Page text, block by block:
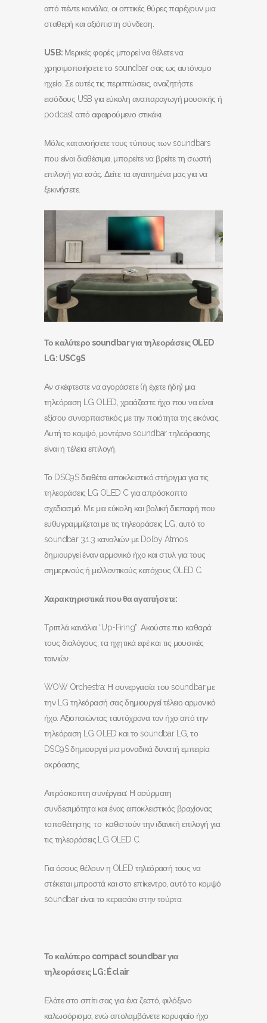
από πέντε κανάλια, οι οπτικές θύρες παρέχουν μια
σταθερή και αξιόπιστη σύνδεση.
USB: Μερικές φορές μπορεί να θέλετε να
χρησιμοποιήσετε το soundbar σας ως αυτόνομο
ηχείο. Σε αυτές τις περιπτώσεις, αναζητήστε
εισόδους USB για εύκολη αναπαραγωγή μουσικής ή
podcast από αφαιρούμενο στικάκι.
Μόλις κατανοήσετε τους τύπους των soundbars
που είναι διαθέσιμα, μπορείτε να βρείτε τη σωστή
επιλογή για εσάς. Δείτε τα αγαπημένα μας για να
ξεκινήσετε.
Το καλύτερο soundbarγια τηλεοράσεις OLED
LG: USC9S
Αν σκέφτεστε να αγοράσετε (ή έχετε ήδη) μια
τηλεόραση LG OLED, χρειάζεστε ήχο που να είναι
εξίσου συναρπαστικός με την ποιότητα της εικόνας.
Αυτή το κομψό, μοντέρνο soundbar τηλεόρασης
είναι η τέλεια επιλογή.
Το DSC9S διαθέτει αποκλειστικό στήριγμα για τις
τηλεοράσεις LG OLED C για απρόσκοπτο
σχεδιασμό. Με μια εύκολη και βολική διεπαφή που
ευθυγραμμίζεται με τις τηλεοράσεις LG, αυτό το
soundbar 3.1.3 καναλιών με Dolby Atmos
δημιουργεί έναν αρμονικό ήχο και στυλ για τους
σημερινούς ή μελλοντικούς κατόχους OLED C.
Χαρακτηριστικά που θα αγαπήσετε:
Τριπλά κανάλια “Up-Firing”: Ακούστε πιο καθαρά
τους διαλόγους, τα ηχητικά εφέ και τις μουσικές
ταινιών.
WOW Orchestra: Η συνεργασία του soundbar με
την LG τηλεόρασή σας δημιουργεί τέλειο αρμονικό
ήχο. Αξιοποιώντας ταυτόχρονα τον ήχο από την
τηλεόραση LG OLED και το soundbar LG, το
DSC9S δημιουργεί μια μοναδικά δυνατή εμπειρία
ακρόασης.
Απρόσκοπτη συνέργεια: Η ασύρματη
συνδεσιμότητα και ένας αποκλειστικός βραχίονας
τοποθέτησης, το καθιστούν την ιδανική επιλογή για
τις τηλεοράσεις LG OLED C.
Για όσους θέλουν η OLED τηλεόρασή τους να
στέκεται μπροστά και στο επίκεντρο, αυτό το κομψό
soundbar είναι το κερασάκι στην τούρτα.
Το καλύτερο compactsoundbarγια
τηλεοράσεις LG: Éclair
Ελάτε στο σπίτι σας για ένα ζεστό, φιλόξενο
καλωσόρισμα, ενώ απολαμβάνετε κορυφαίο ήχο